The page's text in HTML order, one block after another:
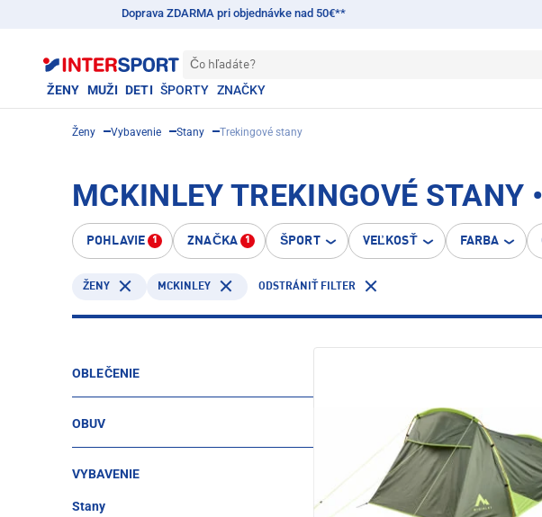
Doprava ZDARMA pri objednávke nad 50€**
Čo hľadáte?
ŽENY MUŽI DETI ŠPORTY ZNAČKY
Ženy Vybavenie Stany Trekingové stany
MCKINLEY TREKINGOVÉ STANY
POHLAVIE 1 ZNAČKA 1 ŠPORT VEĽKOSŤ FARBA
ŽENY MCKINLEY ODSTRÁNIŤ FILTER
OBLEČENIE
OBUV
VYBAVENIE
Stany